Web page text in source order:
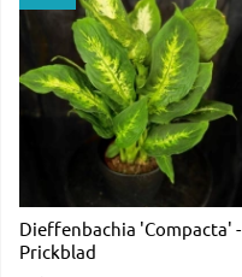
Dieffenbachia 'Compacta' -
Prickblad